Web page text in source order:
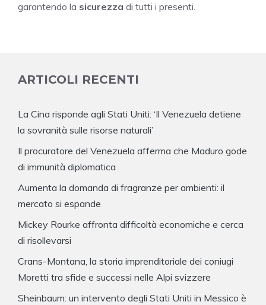
garantendo la sicurezza di tutti i presenti.
ARTICOLI RECENTI
La Cina risponde agli Stati Uniti: ‘Il Venezuela detiene
la sovranità sulle risorse naturali’
Il procuratore del Venezuela afferma che Maduro gode
di immunità diplomatica
Aumenta la domanda di fragranze per ambienti: il
mercato si espande
Mickey Rourke affronta difficoltà economiche e cerca
di risollevarsi
Crans-Montana, la storia imprenditoriale dei coniugi
Moretti tra sfide e successi nelle Alpi svizzere
Sheinbaum: un intervento degli Stati Uniti in Messico è